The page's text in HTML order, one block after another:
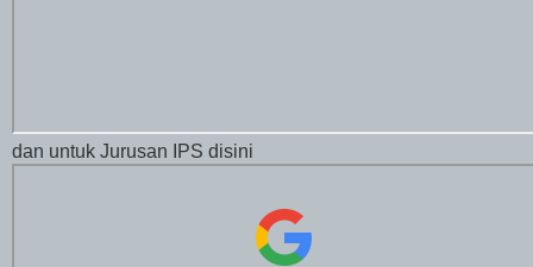
dan untuk Jurusan IPS disini